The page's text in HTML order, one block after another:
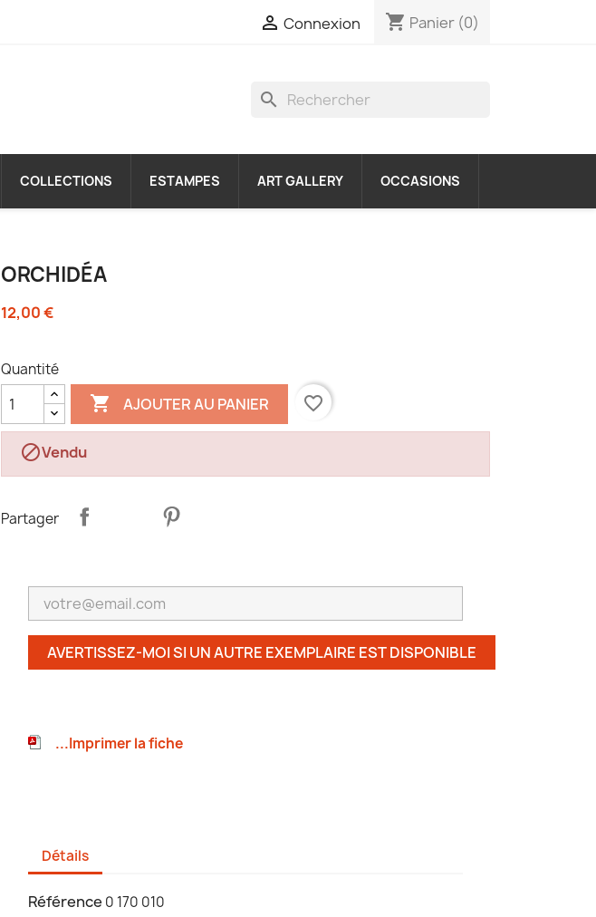
 Connexion shopping_cart Panier (0)
search
COLLECTIONS ESTAMPES ART GALLERY OCCASIONS
ORCHIDÉA
12,00 €
Quantité
 AJOUTER AU PANIER favorite_border
Vendu
Partager
AVERTISSEZ-MOI SI UN AUTRE EXEMPLAIRE EST DISPONIBLE
...Imprimer la fiche
Détails
Référence 0 170 010